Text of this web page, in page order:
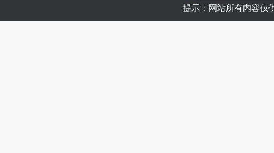
提示：网站所有内容仅